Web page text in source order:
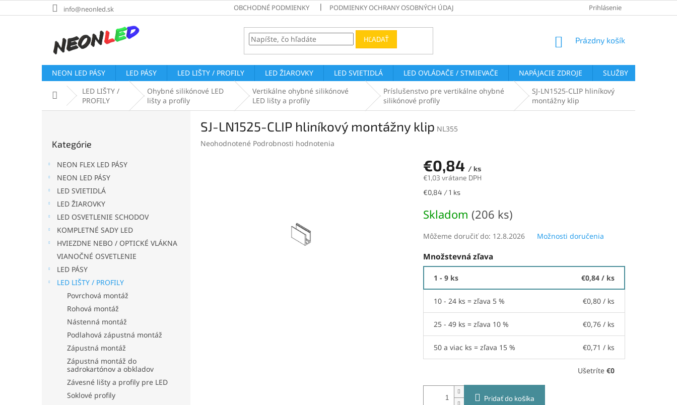
na
info@neonled.sk OBCHODNÉ PODMIENKY PODMIENKY OCHRANY OSOBNÝCH ÚDAJOV VRÁTENIE TOVARU
Prihlásenie
HĽADAŤ
NÁKUPNÝ
Prázdny košík
NEON LED PÁSY LED PÁSY LED LIŠTY / PROFILY LED ŽIAROVKY LED SVIETIDLÁ LED OVLÁDAČE / STMIEVAČE NAPÁJACIE ZDROJE SLUŽBY
DomovLED LIŠTY /
PROFILY
Ohybné silikónové LED
lišty a profily
Vertikálne ohybné silikónové
LED lišty a profily
Príslušenstvo pre vertikálne ohybné
silikónové profily
SJ-LN1525-CLIP hliníkový
montážny klip
kategórie
Kategórie
NEON FLEX LED PÁSY
NEON LED PÁSY
LED SVIETIDLÁ
LED ŽIAROVKY
LED OSVETLENIE SCHODOV
KOMPLETNÉ SADY LED
HVIEZDNE NEBO / OPTICKÉ VLÁKNA
VIANOČNÉ OSVETLENIE
LED PÁSY
LED LIŠTY / PROFILY
Povrchová montáž
Rohová montáž
Nástenná montáž
Podlahová zápustná montáž
Zápustná montáž
Zápustná montáž do
sadrokartónov a obkladov
Závesné lišty a profily pre LED
Soklové profily
SJ-LN1525-CLIP hliníkový montážny klip NL355
Priemerné
Neohodnotené Podrobnosti hodnotenia
€0,84 / ks
€1,03 vrátane DPH
Jednotková
€0,84 / 1 ks
Skladom (206 ks)
Môžeme doručiť do: 12.8.2026 Možnosti doručenia
Množstevná zľava
1 - 9 ks €0,84 / ks
10 - 24 ks = zľava 5 % €0,80 / ks
25 - 49 ks = zľava 10 % €0,76 / ks
50 a viac ks = zľava 15 % €0,71 / ks
Ušetríte €0
Pridať do košíka